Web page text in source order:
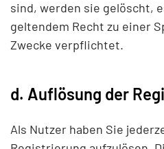
sind, werden sie gelöscht,
geltendem Recht zu einer
Zwecke verpflichtet.
d. Auflösung der
Als Nutzer haben Sie